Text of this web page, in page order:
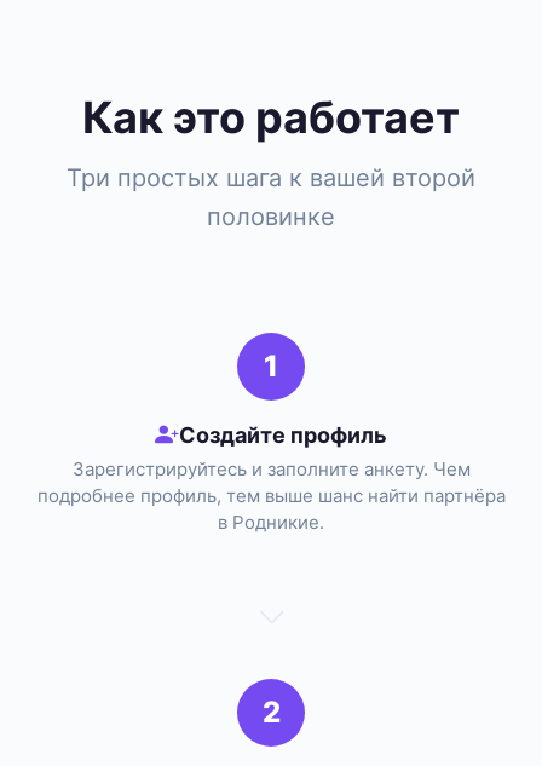
Как это работает
Три простых шага к вашей второй
половинке
1
Создайте профиль
Зарегистрируйтесь и заполните анкету. Чем
подробнее профиль, тем выше шанс найти партнёра
в Родникие.
2